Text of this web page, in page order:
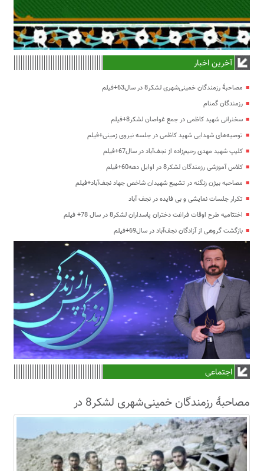
آخرین اخبار
مصاحبۀ رزمندگان خمینی‌شهری لشکر8 در سال63+فیلم
رزمندگان گمنام
سخنرانی شهید کاظمی در جمع غواصان لشکر8+فیلم
توصیه‌های شهدایی شهید کاظمی در جلسه نیروی زمینی+فیلم
کلیپ شهید مهدی رحیم‌زاده از نجف‌آباد در سال67+فیلم
کلاس آموزشی رزمندگان لشکر8 در اوایل دهه60+فیلم
مصاحبه بیژن زنگنه در تشییع شهیدان شاخص جهاد نجف‌آباد+فیلم
تکرار جلسات نمایشی و بی فایده در نجف آباد
اختتامیه طرح اوقات فراغت دختران پاسداران لشکر8 در سال 78+ فیلم
بازگشت گروهی از آزادگان نجف‌آباد در سال69+فیلم
اجتماعی
مصاحبۀ رزمندگان خمینی‌شهری لشکر8 در
سال63+فیلم